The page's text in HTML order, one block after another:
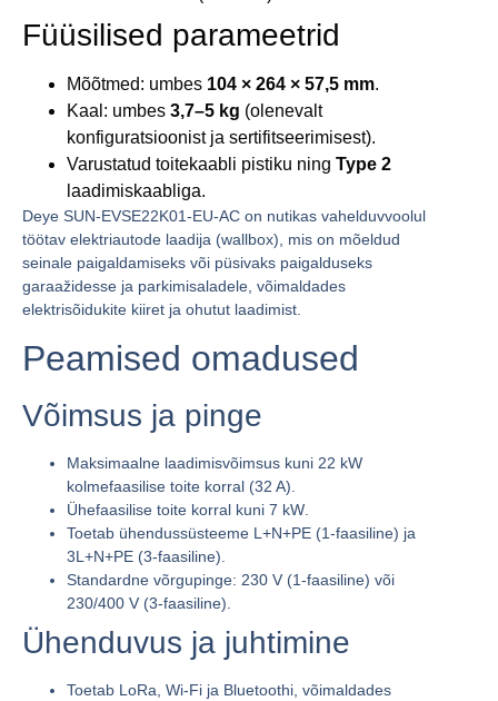
Füüsilised parameetrid
Mõõtmed: umbes 104 × 264 × 57,5 mm.
Kaal: umbes 3,7–5 kg (olenevalt
konfiguratsioonist ja sertifitseerimisest).
Varustatud toitekaabli pistiku ning Type 2
laadimiskaabliga.
Deye SUN-EVSE22K01-EU-AC on nutikas vahelduvvoolul
töötav elektriautode laadija (wallbox), mis on mõeldud
seinale paigaldamiseks või püsivaks paigalduseks
garaažidesse ja parkimisaladele, võimaldades
elektrisõidukite kiiret ja ohutut laadimist.
Peamised omadused
Võimsus ja pinge
Maksimaalne laadimisvõimsus kuni 22 kW
kolmefaasilise toite korral (32 A).
Ühefaasilise toite korral kuni 7 kW
Toetab ühendussüsteeme L+N+PE (1-faasiline) ja
3L+N+PE (3-faasiline).
Standardne võrgupinge: 230 V (1-faasiline) või
230/400 V (3-faasiline).
Ühenduvus ja juhtimine
Toetab LoRa Wi-Fi ja Bluetoothi , võimaldades